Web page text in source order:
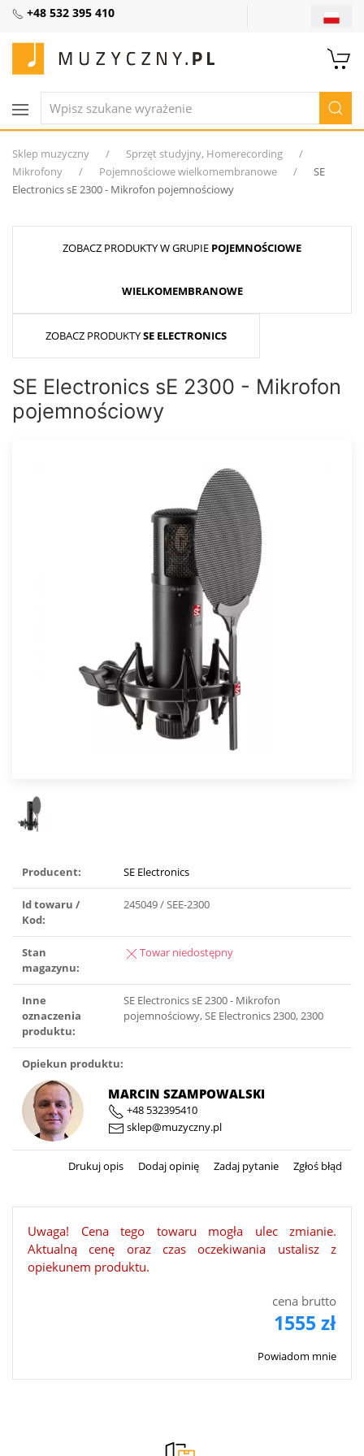
+48 532 395 410
Sklep muzyczny
Sprzęt studyjny, Homerecording
Mikrofony
Pojemnościowe wielkomembranowe
SE
Electronics sE 2300 - Mikrofon pojemnościowy
ZOBACZ PRODUKTY W GRUPIE POJEMNOŚCIOWE
WIELKOMEMBRANOWE
ZOBACZ PRODUKTYSE ELECTRONICS
SE Electronics sE 2300 - Mikrofon
pojemnościowy
Producent: SE Electronics
Id towaru /
Kod:
245049 / SEE-2300
Stan
magazynu:
Towar niedostępny
Inne
oznaczenia
produktu:
SE Electronics sE 2300 - Mikrofon
pojemnościowy, SE Electronics 2300, 2300
Opiekun produktu:
MARCIN SZAMPOWALSKI
+48 532395410
sklep@muzyczny.pl
Drukuj opis Dodaj opinię Zadaj pytanie Zgłoś błąd
Uwaga! Cena tego towaru mogła ulec zmianie.
Aktualną cenę oraz czas oczekiwania ustalisz z
opiekunem produktu.
cena brutto
1555 zł
Powiadom mnie